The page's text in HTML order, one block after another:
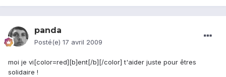
panda
Posté(e) 17 avril 2009
moi je vi[color=red][b]ent[/b][/color] t'aider juste pour êtres
solidaire !